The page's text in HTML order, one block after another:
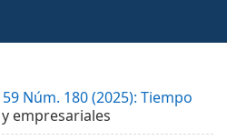
Núm. 180 (2025): Tiempo
empresariales